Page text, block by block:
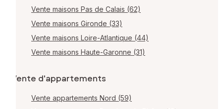
Vente maisons Pas de Calais (62)
Vente maisons Gironde (33)
Vente maisons Loire-Atlantique (44)
Vente maisons Haute-Garonne (31)
Vente d'appartements
Vente appartements Nord (59)